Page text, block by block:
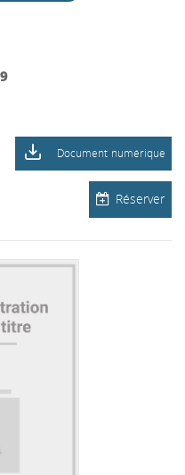
Document numérique
Réserver